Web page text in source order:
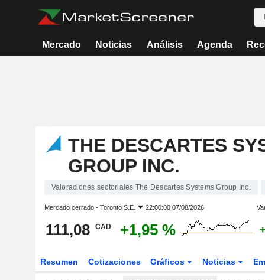
Mercado Noticias Análisis Agenda
THE DESCARTES
GROUP INC.
Valoraciones sectoriales The Descartes Systems Group Inc.
Mercado cerrado - Toronto S.E. 22:00:00 07/08/2026
111,08 CAD +1,95 %
Resumen Cotizaciones Gráficos Noticias